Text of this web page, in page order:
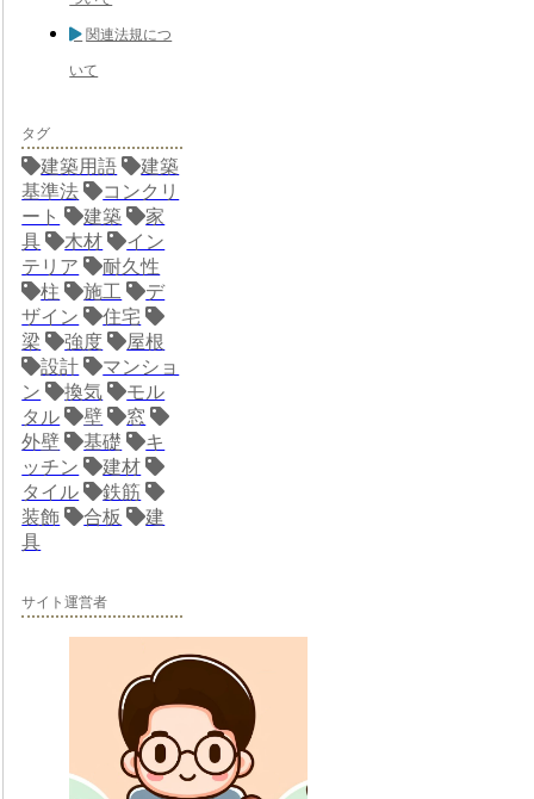
関連法規につ
いて
タグ
建築用語
建築
基準法
コンクリ
ート
建築
家
具
木材
イン
テリア
耐久性
柱
施工
デ
ザイン
住宅
梁
強度
屋根
設計
マンショ
ン
換気
モル
タル
壁
窓
外壁
基礎
キ
ッチン
建材
タイル
鉄筋
装飾
合板
建
具
サイト運営者